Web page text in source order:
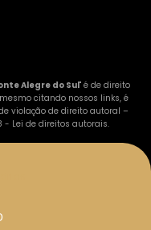
Alegre do Sul" é de direito
citando nossos links, é
violação de direito autoral –
- Lei de direitos autorais.